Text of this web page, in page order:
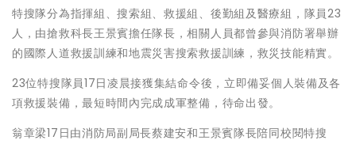
特搜隊分為指揮組、搜索組、救援組、後勤組及醫療組，隊員23
人，由搶救科長王景賓擔任隊長，相關人員都曾參與消防署舉辦
的國際人道救援訓練和地震災害搜索救援訓練，救災技能精實。
23位特搜隊員17日凌晨接獲集結命令後，立即備妥個人裝備及各
項救援裝備，最短時間內完成成軍整備，待命出發。
翁章梁17日由消防局副局長蔡建安和王景賓隊長陪同校閱特搜